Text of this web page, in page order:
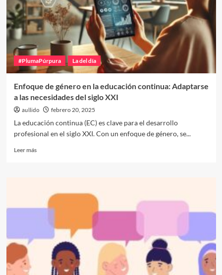
y
el
camino
para
superarlo
#PlumaPúrpura La del día
Enfoque de género en la educación continua: Adaptarse
a las necesidades del siglo XXI
aullido febrero 20, 2025
La educación continua (EC) es clave para el desarrollo
profesional en el siglo XXI. Con un enfoque de género, se...
Leer másLeer
género
Adaptarse
necesidades